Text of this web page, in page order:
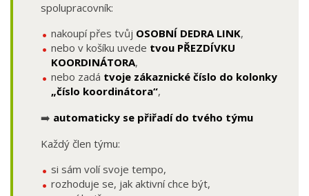
spolupracovník:
nakoupí přes tvůj OSOBNÍ DEDRA LINK,
nebo v košíku uvede tvou PŘEZDÍVKU
KOORDINÁTORA,
nebo zadá tvoje zákaznické číslo do kolonky
„číslo koordinátora“,
➡️ automaticky se přiřadí do tvého týmu
Každý člen týmu:
si sám volí svoje tempo,
rozhoduje se, jak aktivní chce být,